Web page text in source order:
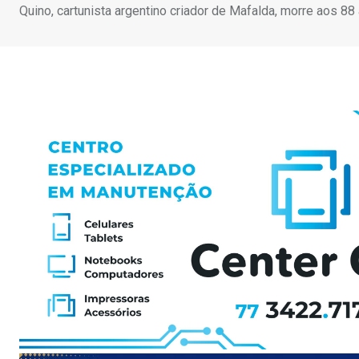
Quino, cartunista argentino criador de Mafalda, morre aos 88